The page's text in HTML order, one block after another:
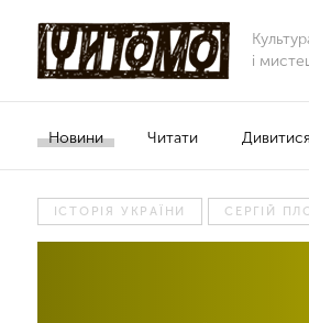
і
Новини Читати Дивитися
ІСТОРІЯ УКРАЇНИ СЕРГІЙ